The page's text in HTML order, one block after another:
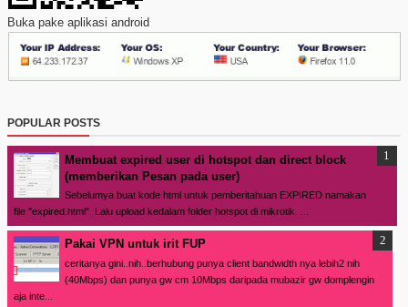
Buka pake aplikasi android
POPULAR POSTS
Membuat expired user di hotspot dan direct block
(memberikan Pesan pada user)
Sebelumya buat kode html untuk pemberitahuan EXPIRED namakan
file "expired.html". Lalu upload kedalam folder hotspot di mikrotik. ...
Pakai VPN untuk irit FUP
ceritanya gini..nih..berhubung punya client bandwidth nya lebih2 nih
(40Mbps) dan punya gw cm 10Mbps daripada mubazir gw domplengin
aja inte...